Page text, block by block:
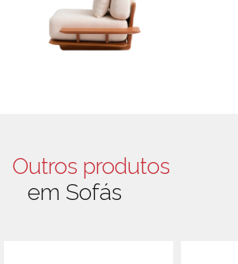
Outros produtos
em Sofás